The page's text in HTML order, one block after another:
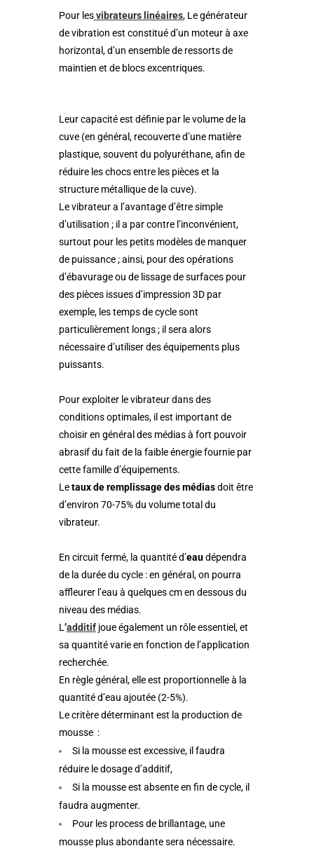
Pour lesvibrateurs linéaires, Le générateur
de vibration est constitué d’un moteur à axe
horizontal, d’un ensemble de ressorts de
maintien et de blocs excentriques.
Leur capacité est définie par le volume de la
cuve (en général, recouverte d’une matière
plastique, souvent du polyuréthane, afin de
réduire les chocs entre les pièces et la
structure métallique de la cuve).
Le vibrateur a l’avantage d’être simple
d’utilisation ; il a par contre l’inconvénient,
surtout pour les petits modèles de manquer
de puissance ; ainsi, pour des opérations
d’ébavurage ou de lissage de surfaces pour
des pièces issues d’impression 3D par
exemple, les temps de cycle sont
particulièrement longs ; il sera alors
nécessaire d’utiliser des équipements plus
puissants.
Pour exploiter le vibrateur dans des
conditions optimales, il est important de
choisir en général des médias à fort pouvoir
abrasif du fait de la faible énergie fournie par
cette famille d’équipements.
Letaux de remplissage des médiasdoit être
d’environ 70-75% du volume total du
vibrateur.
En circuit fermé, la quantité d’eaudépendra
de la durée du cycle : en général, on pourra
affleurer l’eau à quelques cm en dessous du
niveau des médias.
L ’additif joue également un rôle essentiel, et
sa quantité varie en fonction de l’application
recherchée.
En règle général, elle est proportionnelle à la
quantité d’eau ajoutée (2-5%).
Le critère déterminant est la production de
mousse :
Si la mousse est excessive, il faudra
réduire le dosage d’additif,
Si la mousse est absente en fin de cycle, il
faudra augmenter.
Pour les process de brillantage, une
mousse plus abondante sera nécessaire.